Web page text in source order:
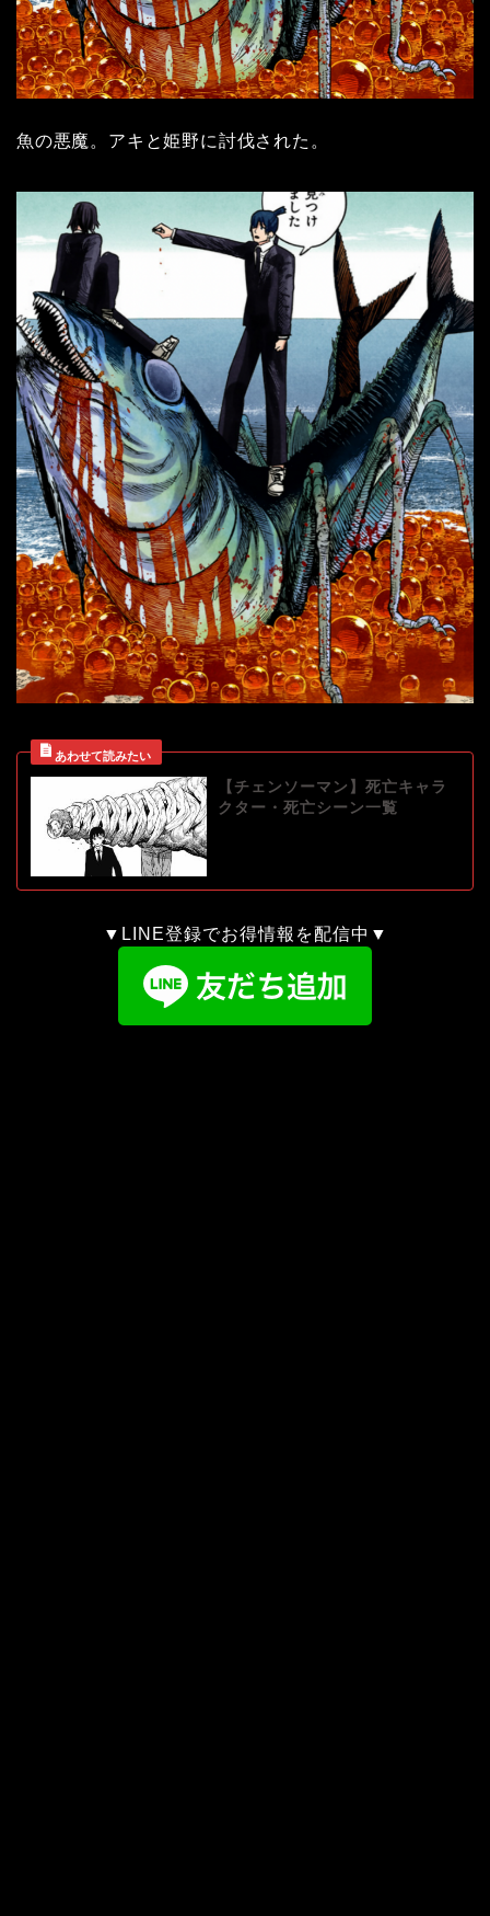
魚の悪魔。アキと姫野に討伐された。
【チェンソーマン】死亡キャラ
クター・死亡シーン一覧
▼LINE登録でお得情報を配信中▼